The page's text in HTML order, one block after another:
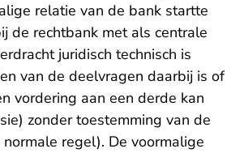
relatie van de bank startte
de rechtbank met als centrale
juridisch technisch is
van de deelvragen daarbij is of
vordering aan een derde kan
zonder toestemming van de
regel). De voormalige